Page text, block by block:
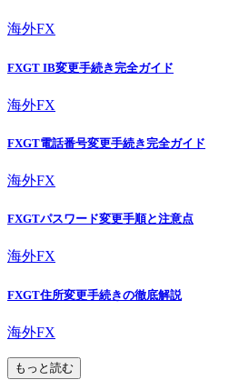
海外FX
FXGT IB変更手続き完全ガイド
海外FX
FXGT電話番号変更手続き完全ガイド
海外FX
FXGTパスワード変更手順と注意点
海外FX
FXGT住所変更手続きの徹底解説
海外FX
もっと読む